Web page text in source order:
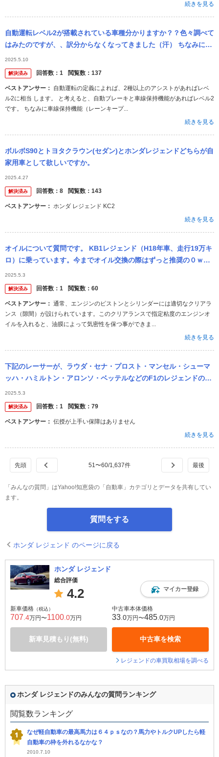
続きを見る
自動運転レベル2が搭載されている車種分かりますか？？色々調べて
はみたのですが、、訳分からなくなってきました（汗） ちなみに
（高速道路でだと思いますが）ハンズオフできるものできないもの
も知っていた...
2025.5.10
解決済み 回答数： 1 閲覧数： 137
ベストアンサー：
ル2に相当 します。 と考えると、自動ブレーキと車線保持機能があればレベル2
です。 ちなみに車線保持機能（レーンキープ...
続きを見る
ボルボS90とトヨタクラウン(セダン)とホンダレジェンドどちらが自
家用車として欲しいですか。
2025.4.27
解決済み 回答数： 8 閲覧数： 143
ベストアンサー： ホンダ レジェンド KC2
続きを見る
オイルについて質問です。 KB1レジェンド（H18年車、走行19万キ
ロ）に乗っています。今までオイル交換の際はずっと推奨の０ｗ２
０を入れていましたが、距離を走っている車は５ｗ３０くらいにし
た方が...
2025.5.3
解決済み 回答数： 1 閲覧数： 60
ベストアンサー：
ンス（隙間）が設けられています。このクリアランスで指定粘度のエンジンオ
イルを入れると、油膜によって気密性を保つ事ができま...
続きを見る
下記のレーサーが、ラウダ・セナ・プロスト・マンセル・シューマ
ッハ・ハミルトン・アロンソ・ベッテルなどのF1のレジェンドの名
レーサーから マンツーマンでそのドライビング・テクニックを伝授
されてい...
2025.5.3
解決済み 回答数： 1 閲覧数： 79
ベストアンサー： 伝授が上手い保障はありません
続きを見る
51 〜60/1,637件
「みんなの質問」はYahoo!知恵袋の「自動車」カテゴリとデータを共有してい
ます。
質問をする
ホンダ レジェンド のページに戻る
ホンダ レジェンド
総合評価
4.2 マイカー登録
新車価格 （税込）
707 .4万円〜1100 .0万円
新車見積もり(無料)
中古車本体価格
33 .0万円〜485 .0万円
中古車を検索
レジェンドの車買取相場を調べる
ホンダ レジェンドのみんなの質問ランキング
閲覧数ランキング
なぜ軽自動車の最高馬力は６４ｐｓなの？馬力やトルクUPしたら軽
自動車の枠を外れるなかな？
2010.7.10